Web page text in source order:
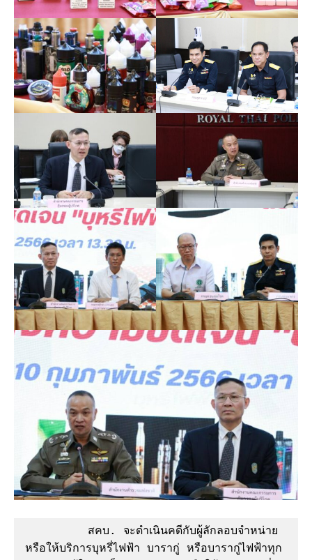
หรือให้บริการบุหรี่ไฟฟ้า บารากู่ หรือบารากู่ไฟฟ้าทุก